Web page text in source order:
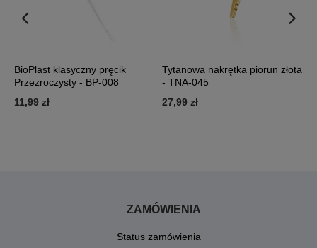
BioPlast klasyczny pręcik
Przezroczysty - BP-008
11,99 zł
Tytanowa nakrętka piorun złota
- TNA-045
27,99 zł
ZAMÓWIENIA
Status zamówienia